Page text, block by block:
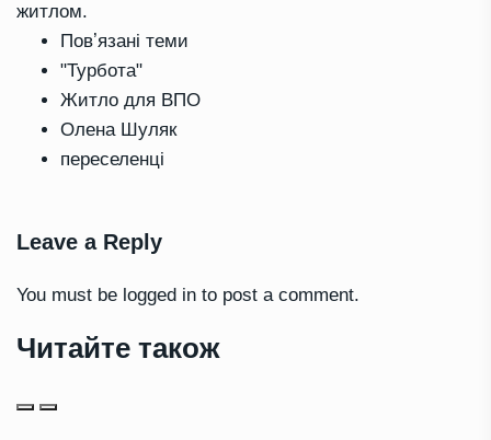
житлом.
Повʼязані теми
"Турбота"
Житло для ВПО
Олена Шуляк
переселенці
Leave a Reply
You must be logged in to post a comment.
Читайте також